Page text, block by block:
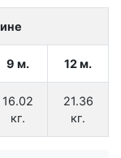
9 м. 12 м.
16.02
кг.
21.36
кг.